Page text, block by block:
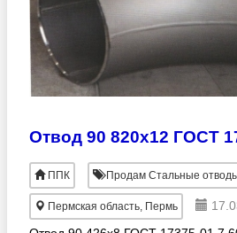
ППК Продам Стальные
Пермская область, Пермь